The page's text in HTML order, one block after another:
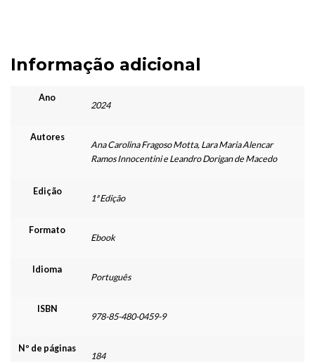
Informação adicional
Ano
2024
Autores
Ana Carolina Fragoso Motta, Lara Maria Alencar
Ramos Innocentini e Leandro Dorigan de Macedo
Edição
1ª Edição
Formato
Ebook
Idioma
Português
ISBN
978-85-480-0459-9
Nº de páginas
184